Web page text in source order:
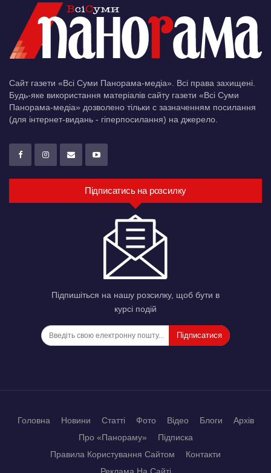
Сайт газети «Всі Суми Панорама-медіа». Всі права захищені.
Будь-яке використання матеріалів сайту газети «Всі Суми
Панорама-медіа» дозволено тільки c зазначенням посилання
(для інтернет-видань - гіперпосилання) на джерело.
Підписатись на розсилку
Підпишіться на нашу розсилку, щоб бути в
курсі подій
Підписатися
Головна Новини Статті Фото Відео Блоги
Архів
Про «Панораму»
Підписка
Правила Користування Сайтом
Контакти